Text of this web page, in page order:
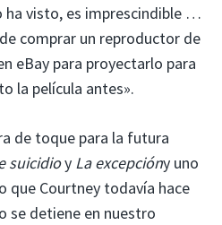
ha visto, es imprescindible …
comprar un reproductor de
eBay para proyectarlo para
la película antes».
de toque para la futura
suicidioy La excepcióny uno
que Courtney todavía hace
se detiene en nuestro